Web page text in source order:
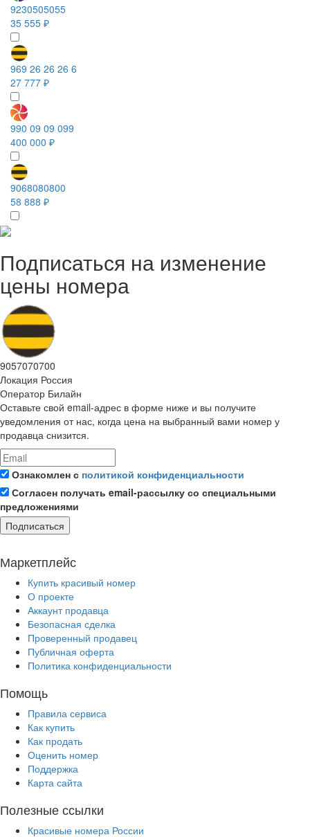
9230505055
35 555 ₽
969 26 26 26 6
27 777 ₽
990 09 09 099
400 000 ₽
9068080800
58 888 ₽
Подписаться на изменение
цены номера
9057070700
Локация Россия
Оператор Билайн
Оставьте свой email-адрес в форме ниже и вы получите
уведомления от нас, когда цена на выбранный вами номер у
продавца снизится.
Ознакомлен с политикой конфиденциальности
Согласен получать email-рассылку со специальными
предложениями
Подписаться
Маркетплейс
Купить красивый номер
О проекте
Аккаунт продавца
Безопасная сделка
Проверенный продавец
Публичная оферта
Политика конфиденциальности
Помощь
Правила сервиса
Как купить
Как продать
Оценить номер
Поддержка
Карта сайта
Полезные ссылки
Красивые номера России